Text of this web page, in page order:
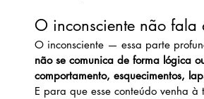
O inconsciente não fala
O inconsciente — essa parte
não se comunica de forma lógica
comportamento, esquecimentos,
E para que esse conteúdo venha à